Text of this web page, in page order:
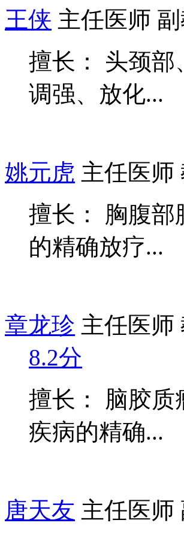
王侠 主任医师
擅长： 头颈部
调强、放化...
姚元虎 主任医师
擅长： 胸腹部
的精确放疗...
章龙珍 主任医师
8.2分
擅长： 脑胶质
疾病的精确...
唐天友 主任医师